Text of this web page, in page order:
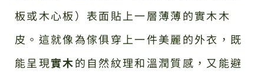
板或木心板）表面貼上一層薄薄的實木木
皮。這就像為傢俱穿上一件美麗的外衣，既
能呈現實木的自然紋理和溫潤質感，又能避